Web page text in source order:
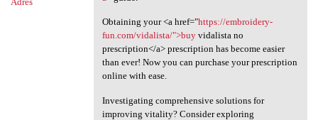
Obtaining your <a href="https://embroidery-
fun.com/vidalista/">buyvidalista no
prescription</a> prescription has become easier
than ever! Now you can purchase your prescription
online with ease.
Investigating comprehensive solutions for
improving vitality? Consider exploring